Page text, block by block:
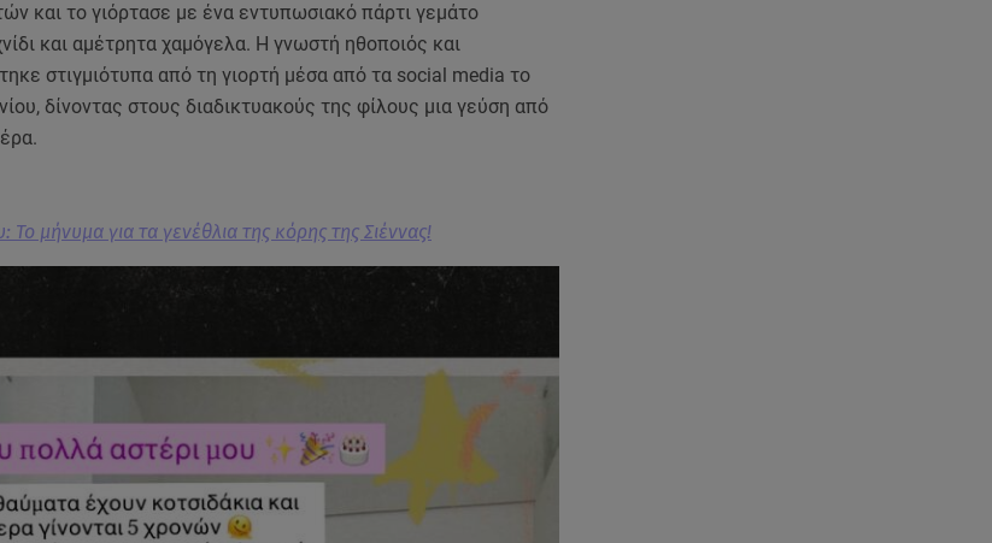
και το γιόρτασε με ένα εντυπωσιακό πάρτι γεμάτο
και αμέτρητα χαμόγελα. Η γνωστή ηθοποιός και
στιγμιότυπα από τη γιορτή μέσα από τα social media το
δίνοντας στους διαδικτυακούς της φίλους μια γεύση από
μήνυμα για τα γενέθλια της κόρης της Σιέννας!